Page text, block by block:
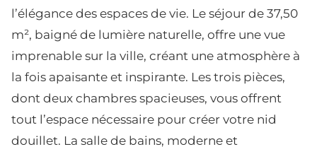
l’élégance des espaces de vie. Le séjour de 37,50
m², baigné de lumière naturelle, offre une vue
imprenable sur la ville, créant une atmosphère à
la fois apaisante et inspirante. Les trois pièces,
dont deux chambres spacieuses, vous offrent
tout l’espace nécessaire pour créer votre nid
douillet. La salle de bains, moderne et